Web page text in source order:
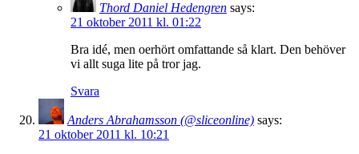
Thord Daniel Hedengren says:
21 oktober 2011 kl. 01:22
Bra idé, men oerhört omfattande så klart. Den behöver
vi allt suga lite på tror jag.
Svara
Anders Abrahamsson (@sliceonline) says:
21 oktober 2011 kl. 10:21